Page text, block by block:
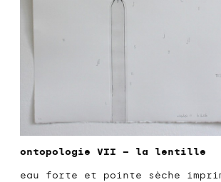
ontopologie VII – la lentille
eau forte et pointe sèche